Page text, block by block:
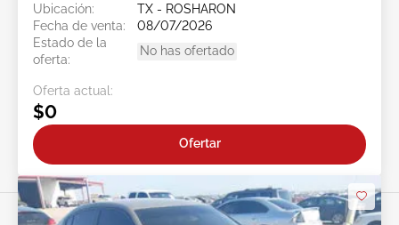
Ubicación:
TX - ROSHARON
Fecha de venta:
08/07/2026
Estado de la
oferta:
No has ofertado
Oferta actual:
$0
Ofertar